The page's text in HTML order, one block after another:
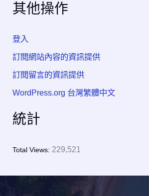
其他操作
登入
訂閱網站內容的資訊提供
訂閱留言的資訊提供
WordPress.org 台灣繁體中文
統計
Total Views: 229,521